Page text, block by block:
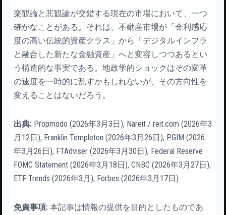
楽観論と悲観論が交錯する現在の市場において、一つ
確かなことがある。それは、不動産市場が「金利感応
度の高い伝統的資産クラス」から「デジタルインフラ
と融合した新たな金融資産」へと変容しつつあるとい
う構造的な事実である。地政学的ショックはその変革
の速度を一時的に乱すかもしれないが、その方向性を
変えることはないだろう。
出典: Propmodo (2026年3月3日), Nareit / reit.com (2026年3
月12日), Franklin Templeton (2026年3月26日), PGIM (2026
年3月26日), FTAdviser (2026年3月30日), Federal Reserve
FOMC Statement (2026年3月18日), CNBC (2026年3月27日),
ETF Trends (2026年3月), Forbes (2026年3月17日)
免責事項: 本記事は情報の提供を目的としたものであ